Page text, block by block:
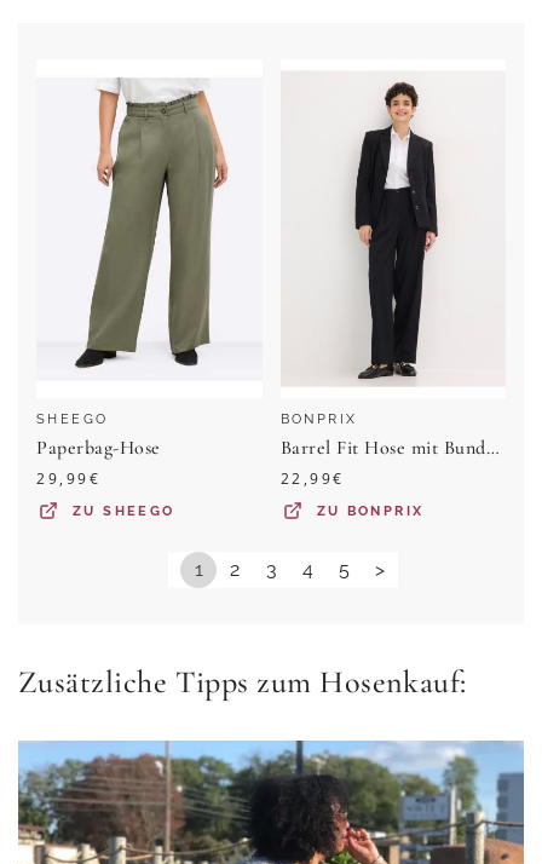
SHEEGO
Paperbag-Hose
29,99€
ZUSHEEGO
BONPRIX
Barrel Fit Hose mit Bundfalten
22,99€
ZU BONPRIX
1 2 3 4 5 >
Zusätzliche Tipps zum Hosenkauf: